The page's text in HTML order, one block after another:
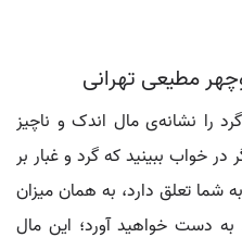
مطیعی تهرانی
را نشانه‌ی مال اندک و ناچیز
خواب ببینید که گرد و غبار بر
شما تعلق دارد، به همان میزان
دست خواهید آورد؛ این مال